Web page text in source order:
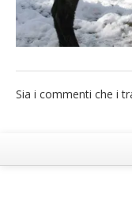
Spanish
Italiano
Sia i commenti che i